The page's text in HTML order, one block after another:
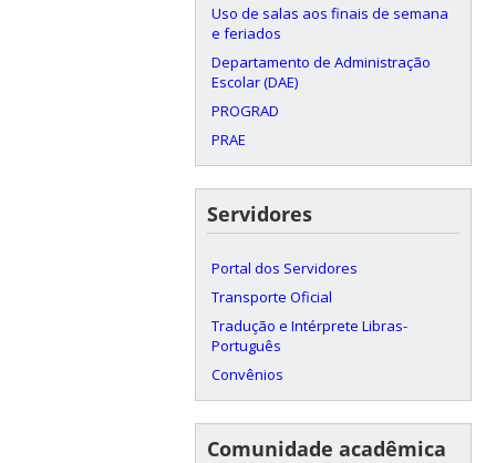
Uso de salas aos finais de semana
e feriados
Departamento de Administração
Escolar (DAE)
PROGRAD
PRAE
Servidores
Portal dos Servidores
Transporte Oficial
Tradução e Intérprete Libras-
Português
Convênios
Comunidade acadêmica